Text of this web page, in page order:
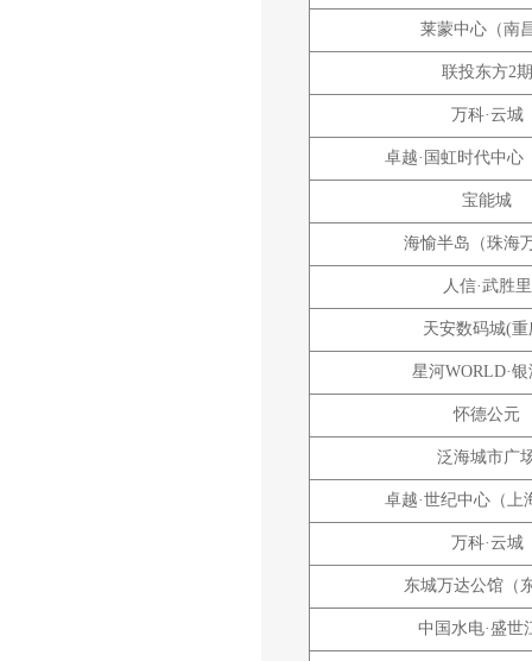
莱蒙中心（南
联投东方2期
万科·云城
卓越·国虹时代中心
宝能城
海愉半岛（珠海
人信·武胜里
天安数码城(重
星河WORLD·
怀德公元
泛海城市广
卓越·世纪中心（上
万科·云城
东城万达公馆（
中国水电·盛世